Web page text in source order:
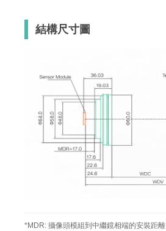
結構尺寸圖
*MDR: 攝像頭模組到中繼鏡相端的安裝距離